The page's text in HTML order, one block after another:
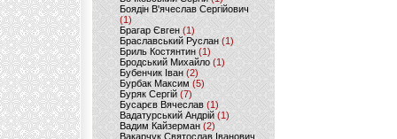
Боядін В'ячеслав Сергійович
(1)
Брагар Євген (1)
Браславський Руслан (1)
Бриль Костянтин (1)
Бродський Михайло (1)
Бубенчик Іван(2)
Бурбак Максим (5)
Буряк Сергій (7)
Бусарєв Вячеслав (1)
Вадатурський Андрій (1)
Вадим Кайзерман (2)
Вакарчук Святослав Іванович